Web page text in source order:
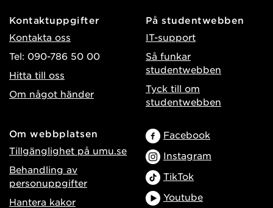
Kontaktuppgifter
Kontakta oss
Tel: 090-786 50 00
Hitta till oss
Om något händer
På studentwebben
IT-support
Så funkar
studentwebben
Tyck till om
studentwebben
Om webbplatsen
Tillgänglighet på umu.se
Behandling av
personuppgifter
Hantera kakor
Facebook
Instagram
TikTok
Youtube